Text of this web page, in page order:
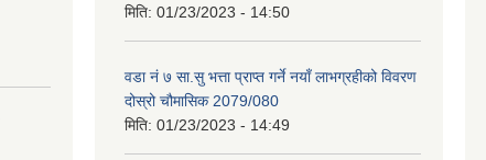
मिति: 01/23/2023 - 14:50
वडा नं ७ सा.सु भत्ता प्राप्त गर्ने नयाँ लाभग्रहीको विवरण
दोस्रो चौमासिक 2079/080
मिति: 01/23/2023 - 14:49